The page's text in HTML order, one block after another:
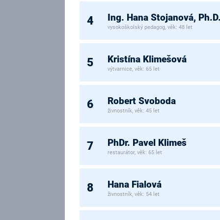
4 Ing. Hana Stojanová,
vysokoškolský pedagog, věk: 48 let
5 Kristína Klimešová
výtvarnice, věk: 65 let
6 Robert Svoboda
živnostník, věk: 45 let
7 PhDr. Pavel Klimeš
restaurátor, věk: 65 let
8 Hana Fialová
živnostník, věk: 54 let